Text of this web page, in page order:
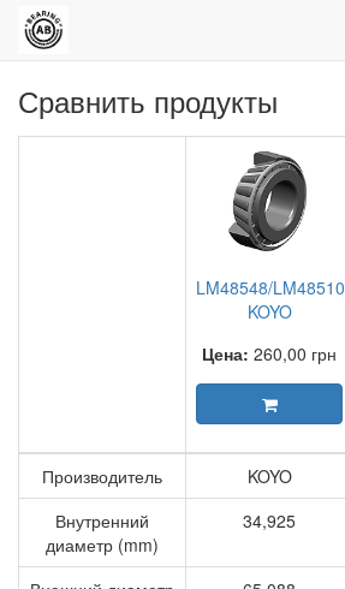
Сравнить продукты
LM48548/LM48510
KOYO
Цена: 260,00 грн
Производитель KOYO
Внутренний
диаметр (mm)
34,925